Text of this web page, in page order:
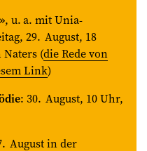
, u. a. mit Unia-
29. August, 18
(die Rede von
Link)
: 30. August, 10 Uhr,
August in der